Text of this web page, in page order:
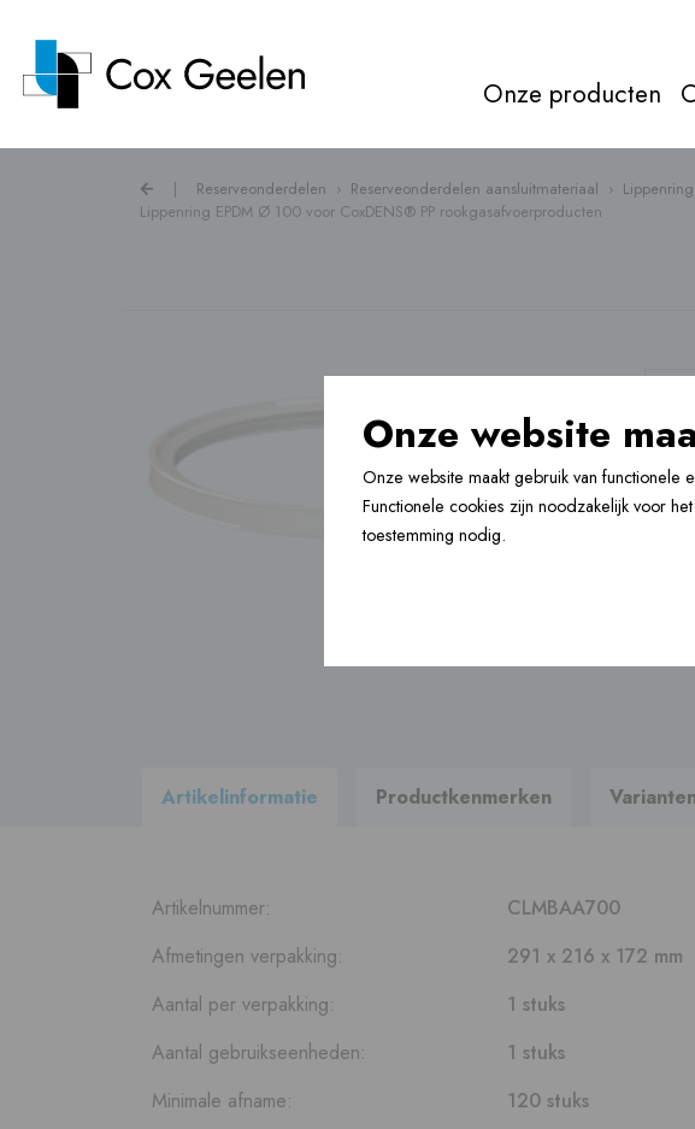
Onze producten
Vloerverwarming ›
Accessoires ›
| Reserveonderdelen › Reserveonderdelen aansluitmateriaal ›
Lippenring EPDM Ø 100 voor CoxDENS® PP rookgasafvoerproducten
Artikelinformatie Productkenmerken
Artikelnummer:
CLMBAA700
Afmetingen verpakking:
291 x 216 x 172 mm
Aantal per verpakking:
1 stuks
Aantal gebruikseenheden:
1 stuks
Minimale afname:
120 stuks
Onze website
Onze website maakt gebruik van functionele
Functionele cookies zijn noodzakelijk voor
toestemming nodig.